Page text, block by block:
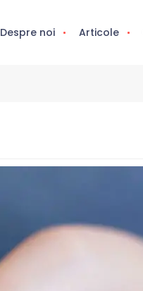
Despre noi Articole